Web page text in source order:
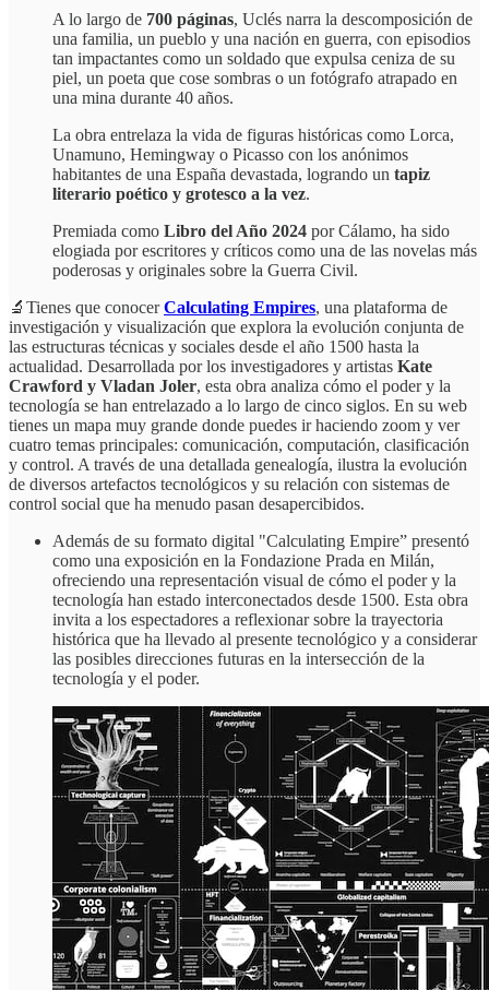
A lo largo de 700 páginas, Uclés narra la descomposición de
una familia, un pueblo y una nación en guerra, con episodios
tan impactantes como un soldado que expulsa ceniza de su
piel, un poeta que cose sombras o un fotógrafo atrapado en
una mina durante 40 años.
La obra entrelaza la vida de figuras históricas como Lorca,
Unamuno, Hemingway o Picasso con los anónimos
habitantes de una España devastada, logrando un tapiz
literario poético y grotesco a la vez.
Premiada como Libro del Año 2024 por Cálamo, ha sido
elogiada por escritores y críticos como una de las novelas más
poderosas y originales sobre la Guerra Civil.
🔬Tienes que conocerCalculating Empires, una plataforma de
investigación y visualización que explora la evolución conjunta de
las estructuras técnicas y sociales desde el año 1500 hasta la
actualidad. Desarrollada por los investigadores y artistas Kate
Crawford y Vladan Joler, esta obra analiza cómo el poder y la
tecnología se han entrelazado a lo largo de cinco siglos. En su web
tienes un mapa muy grande donde puedes ir haciendo zoom y ver
cuatro temas principales: comunicación, computación, clasificación
y control. A través de una detallada genealogía, ilustra la evolución
de diversos artefactos tecnológicos y su relación con sistemas de
control social que ha menudo pasan desapercibidos.
Además de su formato digital "Calculating Empire” presentó
como una exposición en la Fondazione Prada en Milán,
ofreciendo una representación visual de cómo el poder y la
tecnología han estado interconectados desde 1500. Esta obra
invita a los espectadores a reflexionar sobre la trayectoria
histórica que ha llevado al presente tecnológico y a considerar
las posibles direcciones futuras en la intersección de la
tecnología y el poder.